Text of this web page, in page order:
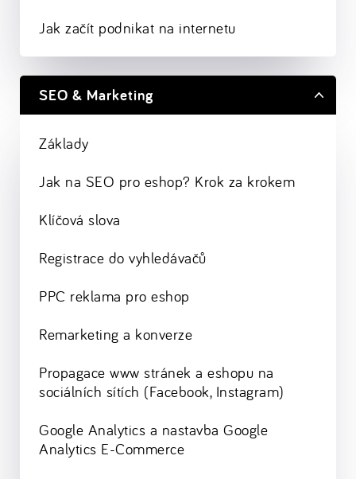
Jak začít podnikat na internetu
SEO & Marketing
Základy
Jak na SEO pro eshop? Krok za krokem
Klíčová slova
Registrace do vyhledávačů
PPC reklama pro eshop
Remarketing a konverze
Propagace www stránek a eshopu na
sociálních sítích (Facebook, Instagram)
Google Analytics a nastavba Google
Analytics E-Commerce